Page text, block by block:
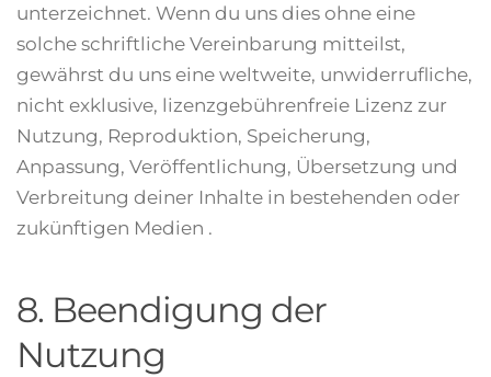
unterzeichnet. Wenn du uns dies ohne eine
solche schriftliche Vereinbarung mitteilst,
gewährst du uns eine weltweite, unwiderrufliche,
nicht exklusive, lizenzgebührenfreie Lizenz zur
Nutzung, Reproduktion, Speicherung,
Anpassung, Veröffentlichung, Übersetzung und
Verbreitung deiner Inhalte in bestehenden oder
zukünftigen Medien .
8. Beendigung der
Nutzung